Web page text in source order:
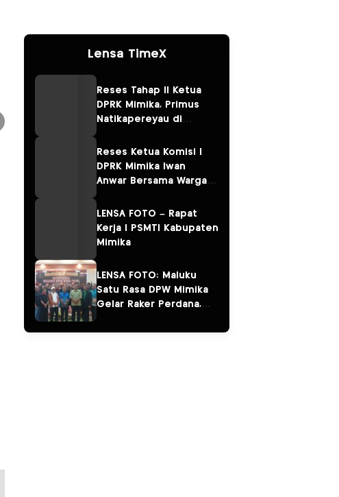
Lensa TimeX
Reses Tahap II Ketua
DPRK Mimika, Primus
Natikapereyau di
Pulau Karaka
Reses Ketua Komisi I
DPRK Mimika Iwan
Anwar Bersama Warga
LENSA FOTO – Rapat
Kerja I PSMTI Kabupaten
Mimika
LENSA FOTO: Maluku
Satu Rasa DPW Mimika
Gelar Raker Perdana,
“Salam Sarane”